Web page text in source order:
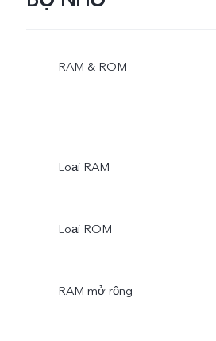
RAM & ROM
Loại RAM
Loại ROM
RAM mở rộng